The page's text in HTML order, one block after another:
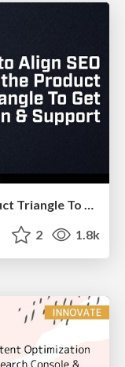
How to Align SEO within the Product Triangle To Get Buy-In & Support - #RIMC
2 1.8k